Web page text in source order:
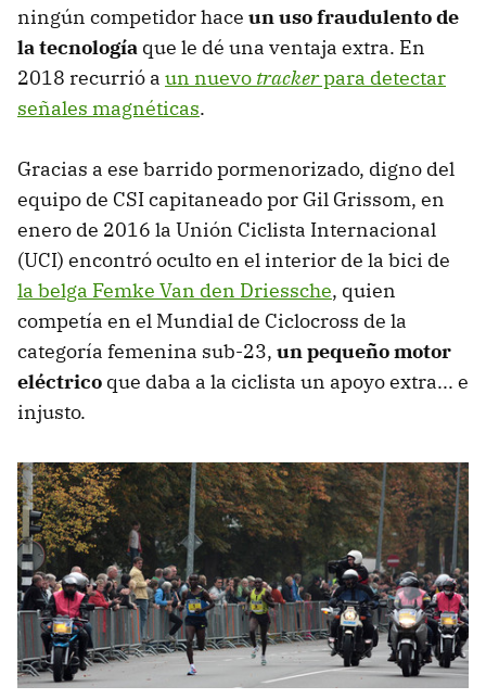
ningún competidor hace un uso fraudulento de
la tecnología que le dé una ventaja extra. En
2018 recurrió a un nuevo trackerpara detectar
señales magnéticas.
Gracias a ese barrido pormenorizado, digno del
equipo de CSI capitaneado por Gil Grissom, en
enero de 2016 la Unión Ciclista Internacional
(UCI) encontró oculto en el interior de la bici de
la belga Femke Van den Driessche, quien
competía en el Mundial de Ciclocross de la
categoría femenina sub-23, un pequeño motor
eléctrico que daba a la ciclista un apoyo extra... e
injusto.